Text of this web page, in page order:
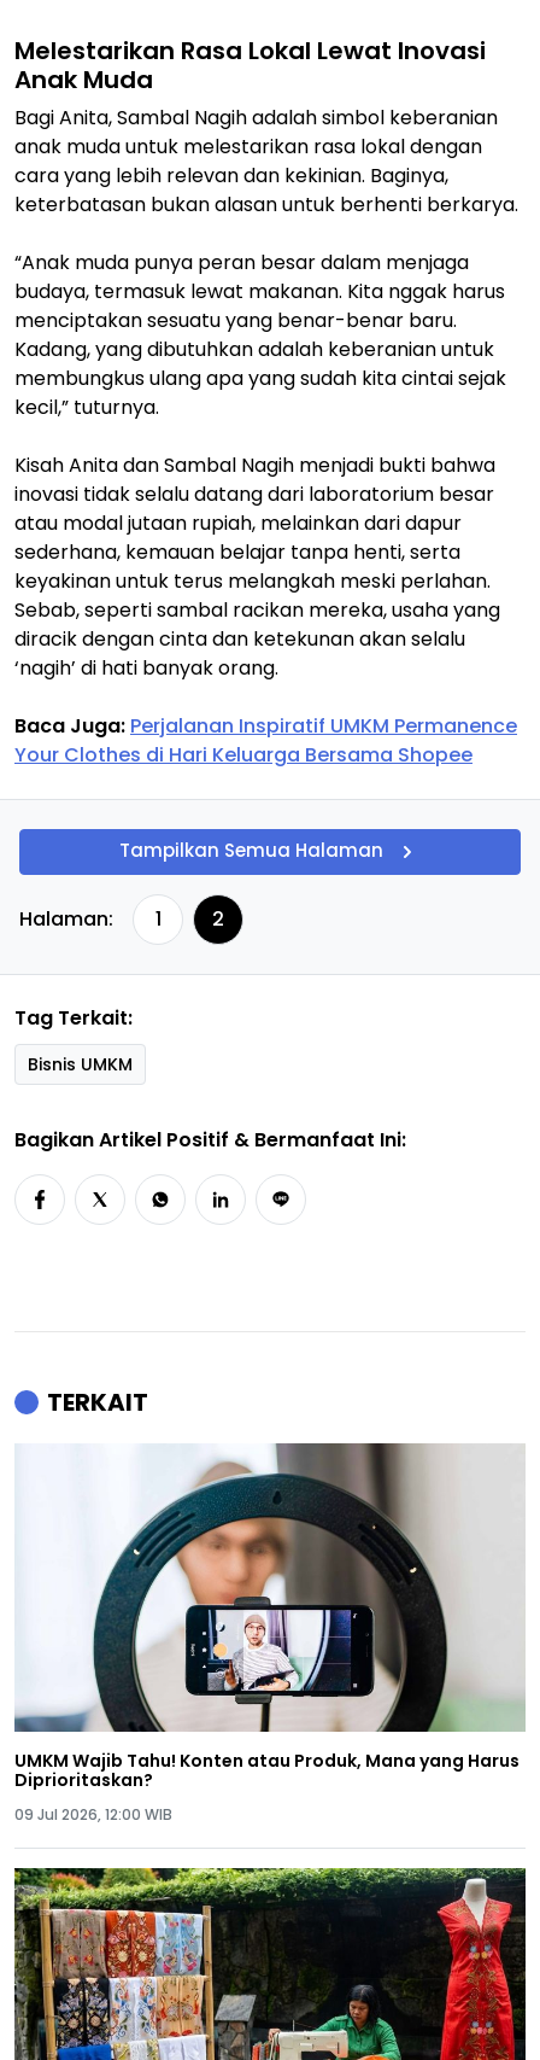
Melestarikan Rasa Lokal Lewat Inovasi
Anak Muda
Bagi Anita, Sambal Nagih adalah simbol keberanian
anak muda untuk melestarikan rasa lokal dengan
cara yang lebih relevan dan kekinian. Baginya,
keterbatasan bukan alasan untuk berhenti berkarya.
“Anak muda punya peran besar dalam menjaga
budaya, termasuk lewat makanan. Kita nggak harus
menciptakan sesuatu yang benar-benar baru.
Kadang, yang dibutuhkan adalah keberanian untuk
membungkus ulang apa yang sudah kita cintai sejak
kecil,” tuturnya.
Kisah Anita dan Sambal Nagih menjadi bukti bahwa
inovasi tidak selalu datang dari laboratorium besar
atau modal jutaan rupiah, melainkan dari dapur
sederhana, kemauan belajar tanpa henti, serta
keyakinan untuk terus melangkah meski perlahan.
Sebab, seperti sambal racikan mereka, usaha yang
diracik dengan cinta dan ketekunan akan selalu
‘nagih’ di hati banyak orang.
Baca Juga: Perjalanan Inspiratif UMKM Permanence
Your Clothes di Hari Keluarga Bersama Shopee
Tampilkan Semua Halaman
Halaman: 1 2
Tag Terkait:
Bisnis UMKM
Bagikan Artikel Positif & Bermanfaat Ini:
TERKAIT
UMKM Wajib Tahu! Konten atau Produk, Mana yang Harus
Diprioritaskan?
09 Jul 2026, 12:00 WIB